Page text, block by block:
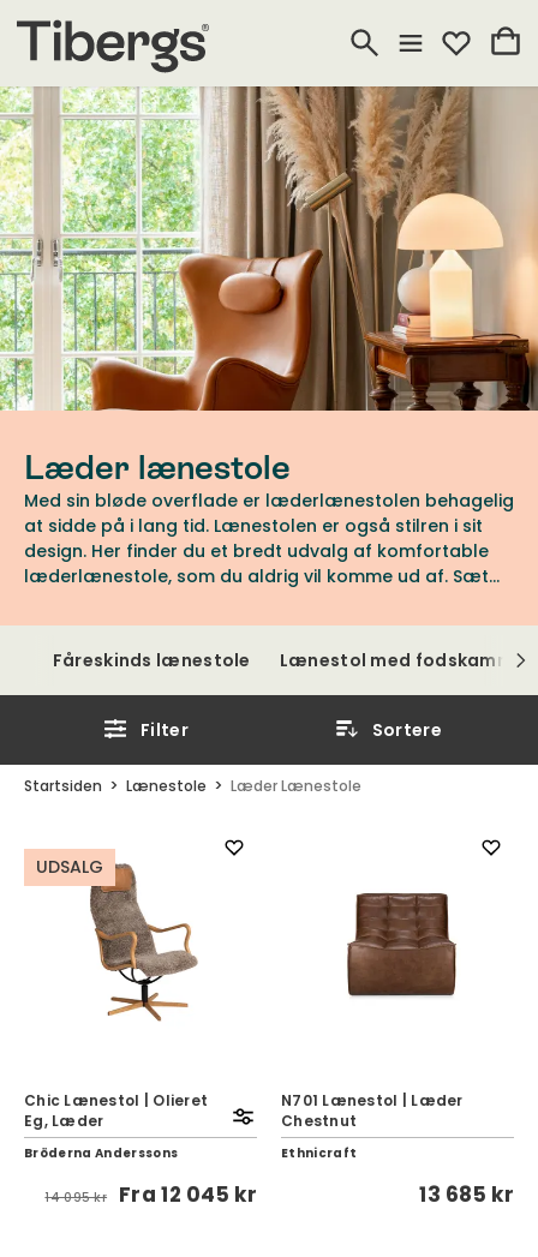
Læder lænestole
Med sin bløde overflade er læderlænestolen behagelig
at sidde på i lang tid. Lænestolen er også stilren i sit
design. Her finder du et bredt udvalg af komfortable
læderlænestole, som du aldrig vil komme ud af. Sæt
Fåreskinds lænestole Lænestol med fodskammel
Filter Sortere
Startsiden Lænestole Læder Lænestole
UDSALG
Chic Lænestol | Olieret
Eg, Læder
Bröderna Anderssons
14 095 kr Fra12 045 kr
N701 Lænestol | Læder
Chestnut
Ethnicraft
13 685 kr